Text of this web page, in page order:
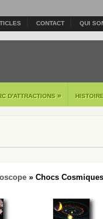
CONTACT QUI
D'ATTRACTIONS »
» Chocs